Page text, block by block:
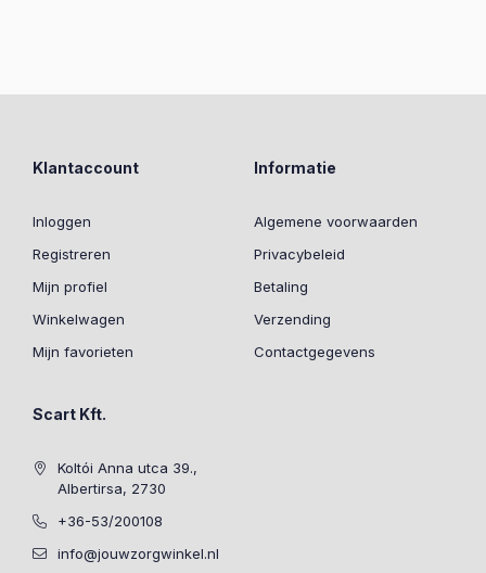
Klantaccount
Inloggen
Registreren
Mijn profiel
Winkelwagen
Mijn favorieten
Informatie
Algemene voorwaarden
Privacybeleid
Betaling
Verzending
Contactgegevens
Scart Kft.
Koltói Anna utca 39.,
Albertirsa, 2730
+36-53/200108
info@jouwzorgwinkel.nl